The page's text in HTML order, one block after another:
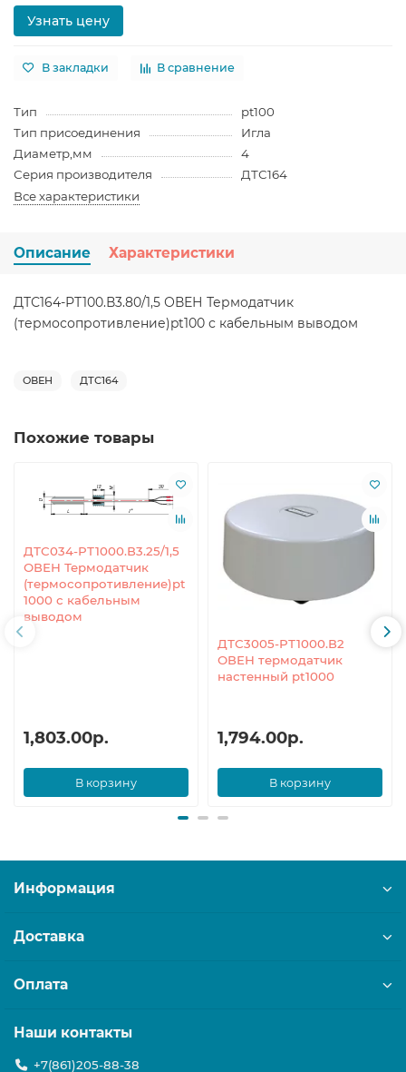
Узнать цену
В закладки В сравнение
Тип
pt100
Тип присоединения
Игла
Диаметр,мм
4
Серия производителя
ДТС164
Все характеристики
Описание Характеристики
ДТС164-РТ100.В3.80/1,5 ОВЕН Термодатчик
(термосопротивление)pt100 с кабельным выводом
ОВЕН ДТС164
Похожие товары
ДТС034-РТ1000.В3.25/1,5
ОВЕН Термодатчик
(термосопротивление)pt
1000 с кабельным
выводом
1,803.00р.
В корзину
ДТС3005-РТ1000.В2
ОВЕН термодатчик
настенный pt1000
1,794.00р.
В корзину
Информация
Доставка
Оплата
Наши контакты
+7(861)205-88-38